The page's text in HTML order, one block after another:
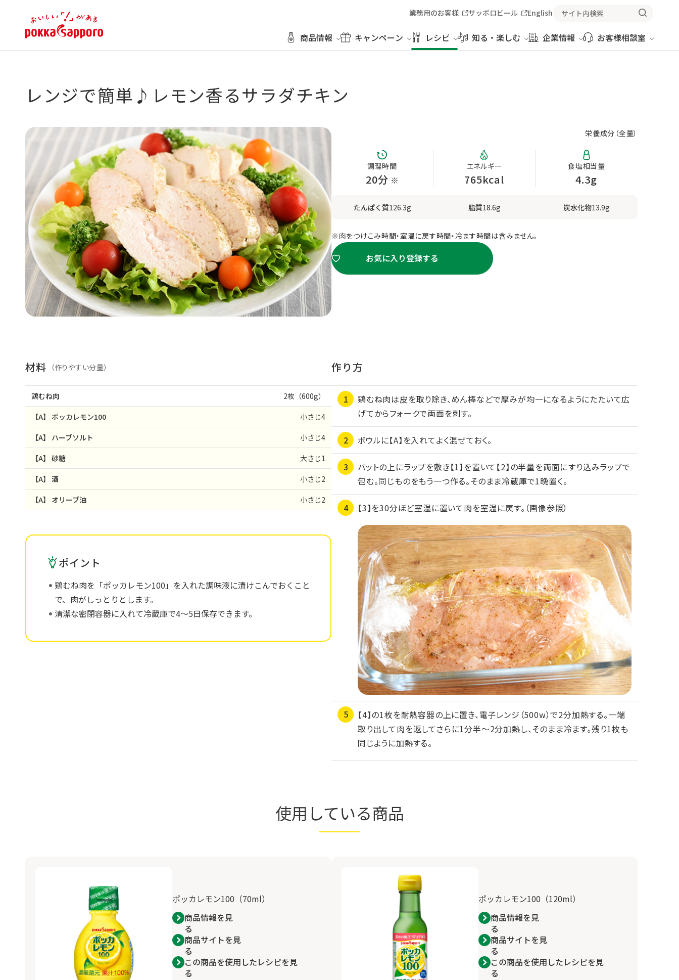
商品情報 キャンペーン レシピ 知る・楽しむ 企業情報 お客様相談室
業務用のお客様 サッポロビール English
レンジで簡単♪レモン香るサラダチキン
栄養成分（全量）
調理時間
20分 ※
エネルギー
765kcal
食塩相当量
4.3g
たんぱく質126.3g 脂質18.6g 炭水化物13.9g
※ 肉をつけこみ時間・室温に戻す時間・冷ます時間は含みません。
お気に入り登録する
材料 （作りやすい分量）
鶏むね肉 2枚（600g）
【A】 ポッカレモン100 小さじ4
【A】 ハーブソルト 小さじ4
【A】 砂糖 大さじ1
【A】 酒 小さじ2
【A】 オリーブ油 小さじ2
ポイント
鶏むね肉を「ポッカレモン100」を入れた調味液に漬けこんでおくこと
で、肉がしっとりとします。
清潔な密閉容器に入れて冷蔵庫で4～5日保存できます。
作り方
鶏むね肉は皮を取り除き、めん棒などで厚みが均一になるようにたたいて広
げてからフォークで両面を刺す。
ボウルに【A】を入れてよく混ぜておく。
バットの上にラップを敷き【1】を置いて【2】の半量を両面にすり込みラップで
包む。同じものをもう一つ作る。そのまま冷蔵庫で1晩置く。
【3】を30分ほど室温に置いて肉を室温に戻す。（画像参照）
【4】の1枚を耐熱容器の上に置き、電子レンジ（500w）で2分加熱する。一端
取り出して肉を返してさらに1分半～2分加熱し、そのまま冷ます。残り1枚も
同じように加熱する。
使用している商品
ポッカレモン100（70ml）
商品情報を見
る
商品サイトを見
る
この商品を使用したレシピを見
る
ポッカレモン100（120ml）
商品情報を見
る
商品サイトを見
る
この商品を使用したレシピを見
る